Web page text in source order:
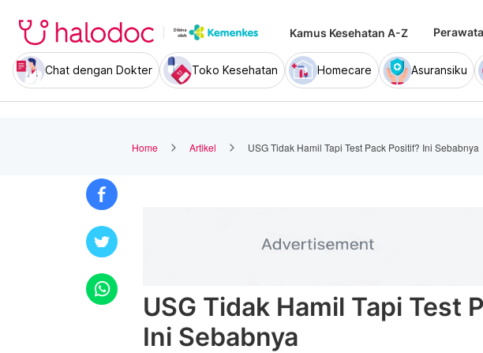
Kamus Kesehatan A-Z
Chat dengan Dokter Toko Kesehatan Homecare Asuransiku
Home Artikel USG Tidak Hamil Tapi Test Pack Positif? Ini Sebabnya
USG Tidak Hamil Tapi Test
Ini Sebabnya